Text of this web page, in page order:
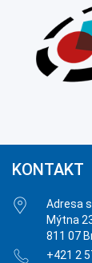
KONTAKT
Adresa
Mýtna
811 07
+421 2